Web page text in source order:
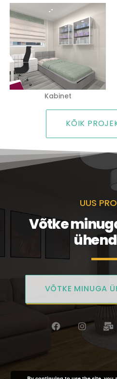
Kabinet
KÕIK
UUS
Võtke
VÕTKE MINUGA